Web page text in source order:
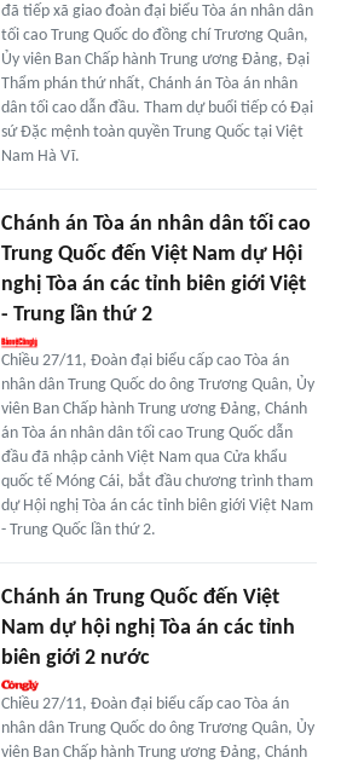
đã tiếp xã giao đoàn đại biểu Tòa án nhân dân
tối cao Trung Quốc do đồng chí Trương Quân,
Ủy viên Ban Chấp hành Trung ương Đảng, Đại
Thẩm phán thứ nhất, Chánh án Tòa án nhân
dân tối cao dẫn đầu. Tham dự buổi tiếp có Đại
sứ Đặc mệnh toàn quyền Trung Quốc tại Việt
Nam Hà Vĩ.
Chánh án Tòa án nhân dân tối cao
Trung Quốc đến Việt Nam dự Hội
nghị Tòa án các tỉnh biên giới Việt
- Trung lần thứ 2
Chiều 27/11, Đoàn đại biểu cấp cao Tòa án
nhân dân Trung Quốc do ông Trương Quân, Ủy
viên Ban Chấp hành Trung ương Đảng, Chánh
án Tòa án nhân dân tối cao Trung Quốc dẫn
đầu đã nhập cảnh Việt Nam qua Cửa khẩu
quốc tế Móng Cái, bắt đầu chương trình tham
dự Hội nghị Tòa án các tỉnh biên giới Việt Nam
- Trung Quốc lần thứ 2.
Chánh án Trung Quốc đến Việt
Nam dự hội nghị Tòa án các tỉnh
biên giới 2 nước
Chiều 27/11, Đoàn đại biểu cấp cao Tòa án
nhân dân Trung Quốc do ông Trương Quân, Ủy
viên Ban Chấp hành Trung ương Đảng, Chánh